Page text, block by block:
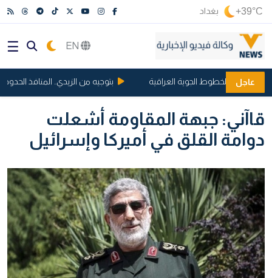
+39°C بغداد
عاجل
في الخطوط الجوية العراقية بتوجيه من الزيدي.. المنافذ
قاآني: جبهة المقاومة أشعلت
دوامة القلق في أميركا وإسرائيل